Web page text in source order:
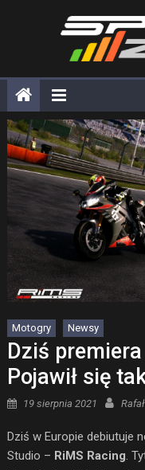
Motogry Newsy
Dziś
Pojawił się
Posted on
19 sierpnia 2021
Dziś w Europie debiutuje
Studio – RiMS Racing .